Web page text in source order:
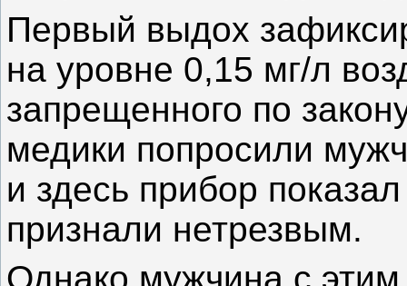
Первый выдох
на уровне 0,15 мг/л
запрещенного по
медики попросили
и здесь прибор
признали нетрезвым.